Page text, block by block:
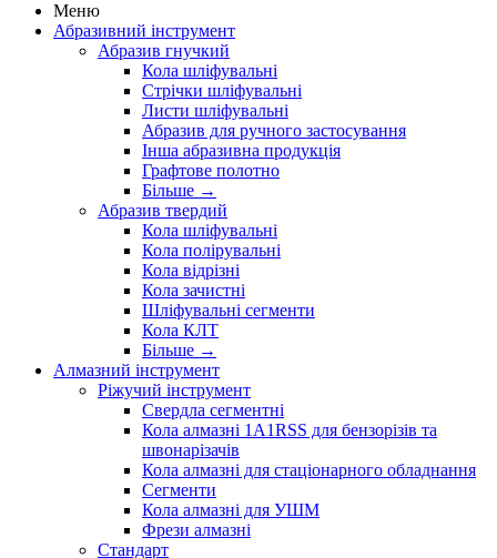
Меню
Абразивний інструмент
Абразив гнучкий
Кола шліфувальні
Стрічки шліфувальні
Листи шліфувальні
Абразив для ручного застосування
Інша абразивна продукція
Графтове полотно
Більше →
Абразив твердий
Кола шліфувальні
Кола полірувальні
Кола відрізні
Кола зачистні
Шліфувальні сегменти
Кола КЛТ
Більше →
Алмазний інструмент
Ріжучий інструмент
Свердла сегментні
Кола алмазні 1A1RSS для бензорізів та
швонарізачів
Кола алмазні для стаціонарного обладнання
Сегменти
Кола алмазні для УШМ
Фрези алмазні
Стандарт